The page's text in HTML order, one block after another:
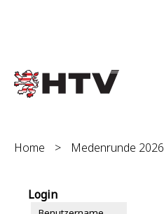
Home > Medenrunde 2026
Login